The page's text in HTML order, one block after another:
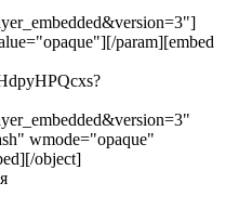
param][embed
wmode="opaque"
object]